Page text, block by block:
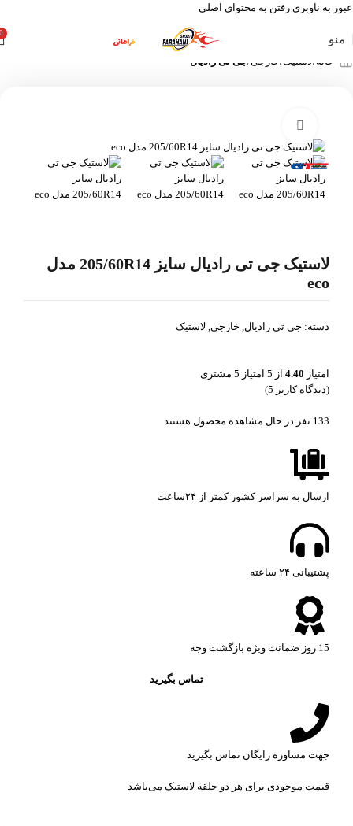
عبور به ناوبری رفتن به محتوای اصلی
منو
خانه لاستیک خارجی جی تی رادیال
لاستیک جی تی رادیال سایز 205/60R14 مدل
eco
دسته: جی تی رادیال, خارجی, لاستیک
امتیاز 4.40 از 5 امتیاز 5 مشتری
(دیدگاه کاربر 5
)
133 نفر در حال مشاهده محصول هستند
ارسال به سراسر کشور کمتر از ۲۴ساعت
پشتیبانی ۲۴ ساعته​
15 روز ضمانت ویژه بازگشت وجه
تماس بگیرید
جهت مشاوره رایگان تماس بگیرید
قیمت موجودی برای هر دو حلقه لاستیک می‌باشد